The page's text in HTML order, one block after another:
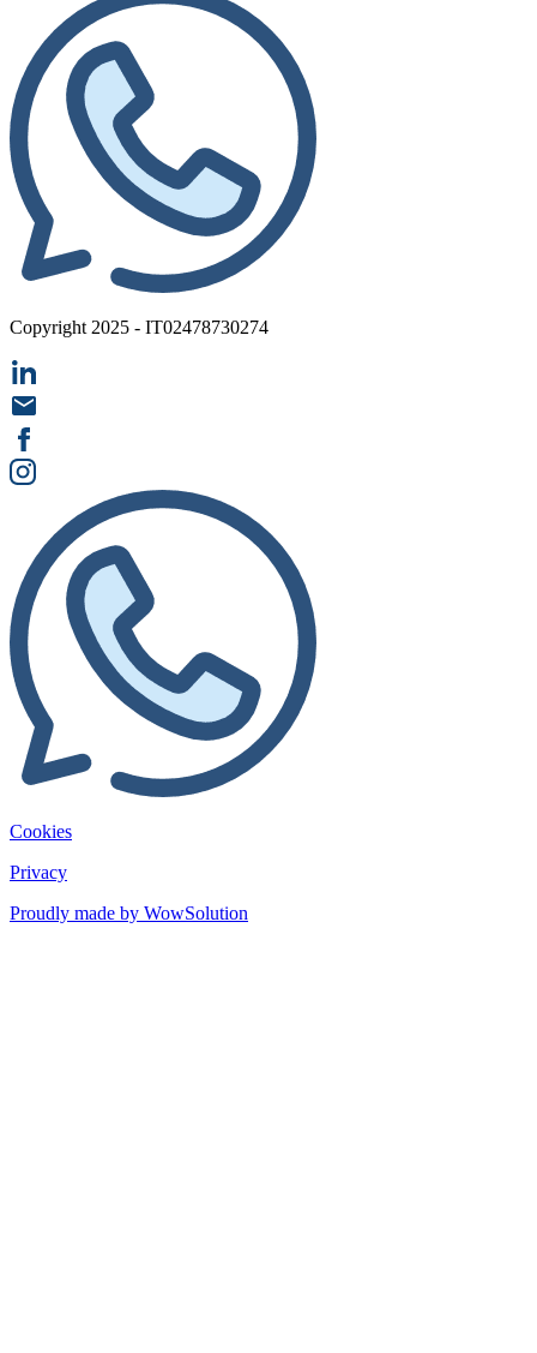
Copyright 2025 - IT02478730274
Cookies
Privacy
Proudly made by WowSolution